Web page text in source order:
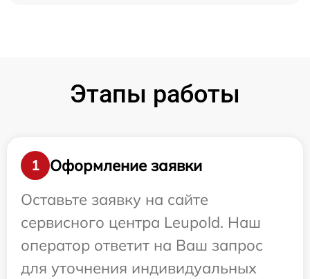
Этапы работы
1
Оформление заявки
Оставьте заявку на сайте
сервисного центра Leupold. Наш
оператор ответит на Ваш запрос
для уточнения индивидуальных